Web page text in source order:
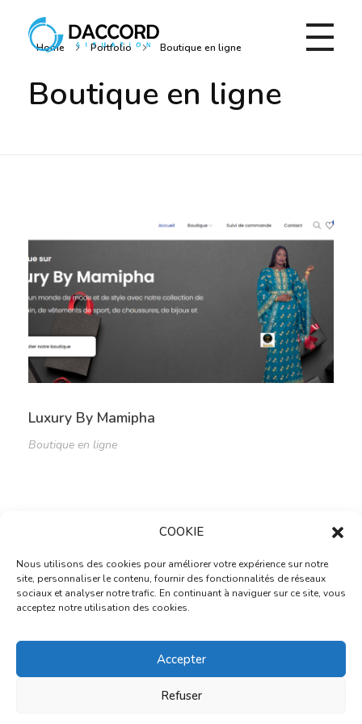
COOKIE
Nous utilisons des cookies pour améliorer votre expérience sur notre
site, personnaliser le contenu, fournir des fonctionnalités de réseaux
sociaux et analyser notre trafic. En continuant à naviguer sur ce site, vous
acceptez notre utilisation des cookies.
Accepter
Refuser
Home Portfolio Boutique en ligne
Boutique en ligne
Luxury By Mamipha
Boutique en ligne
Daccord Situation
Do More
(+221) 77 869 71 07
Villa 40, Dieuppeul 2, Dakar
daccordsituation@gmail.com